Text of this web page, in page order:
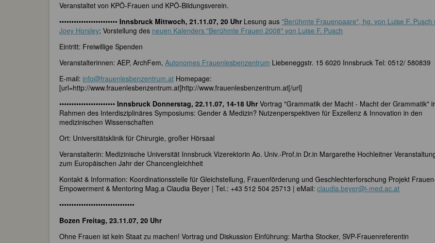
Veranstaltet von KPÖ-Frauen und KPÖ-Bildungsverein.
•••••••••••••••••••••••• Innsbruck Mittwoch, 21.11.07, 20 UhrLesung aus "Berühmte Frauenpaare", hg. von Luise F. Pusch
Joey Horsley; Vorstellung des neuen Kalenders "Berühmte Frauen 2008" von Luise F. Pusch
Eintritt: Freiwillige Spenden
Veranstalterinnen: AEP, ArchFem, Autonomes Frauenlesbenzentrum Liebeneggstr. 15 6020 Innsbruck Tel: 0512/ 580839
E-mail: info@frauenlesbenzentrum.at Homepage:
[url=http://www.frauenlesbenzentrum.at]http://www.frauenlesbenzentrum.at[/url]
••••••••••••••••••••••• Innsbruck Donnerstag, 22.11.07, 14-18 UhrVortrag "Grammatik der Macht - Macht der Grammatik"
Rahmen des Interdisziplinäres Symposiums: Gender & Medizin? Nutzenperspektiven für Exzellenz & Innovation in den
medizinischen Wissenschaften
Ort: Universitätsklinik für Chirurgie, großer Hörsaal
Veranstalterin: Medizinische Universität Innsbruck Vizerektorin Ao. Univ.-Prof.in Dr.in Margarethe Hochleitner
zum Europäischen Jahr der Chancengleichheit
Kontakt & Information: Koordinationsstelle für Gleichstellung, Frauenförderung und Geschlechterforschung Projekt
Empowerment & Mentoring Mag.a Claudia Beyer | Tel.: +43 512 504 25713 | eMail: claudia.beyer@i-med.ac.at
•••••••••••••••••••••••••••••••
Bozen Freitag, 23.11.07, 20 Uhr
Ohne Frauen ist kein Staat zu machen! Vortrag und Diskussion Einführung: Martha Stocker, SVP-Frauenreferentin